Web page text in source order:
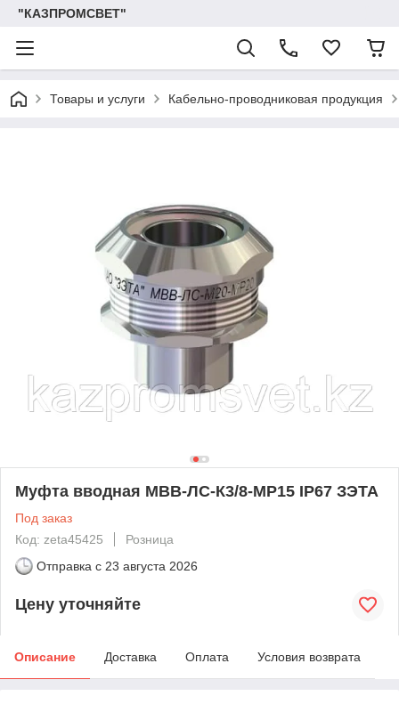
"КАЗПРОМСВЕТ"
Товары и услуги Кабельно-проводниковая продукция
Муфта вводная МВВ-ЛС-К3/8-МР15 IP67 ЗЭТА
Под заказ
Код: zeta45425
Розница
Отправка с 23 августа 2026
Цену уточняйте
Описание Доставка Оплата Условия возврата